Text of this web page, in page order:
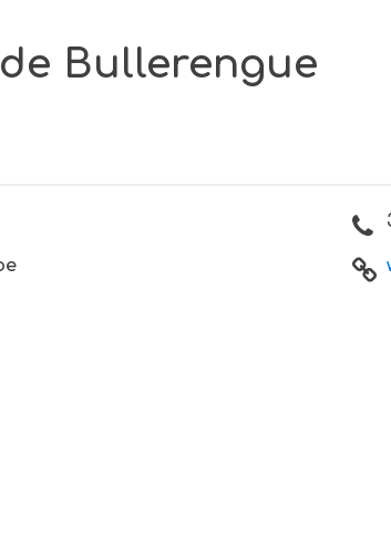
Bullerengue